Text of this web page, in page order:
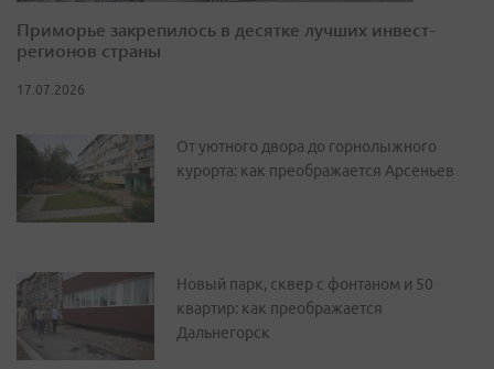
Приморье закрепилось в десятке лучших инвест-
регионов страны
17.07.2026
От уютного двора до горнолыжного
курорта: как преображается Арсеньев
Новый парк, сквер с фонтаном и 50
квартир: как преображается
Дальнегорск